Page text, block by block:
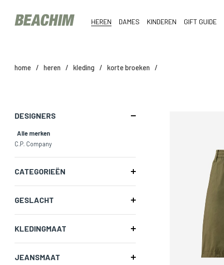
HEREN DAMES KINDEREN GIFT GUIDE
home / heren / kleding / korte broeken /
DESIGNERS
Alle merken
C.P. Company
CATEGORIEËN
GESLACHT
KLEDINGMAAT
JEANSMAAT